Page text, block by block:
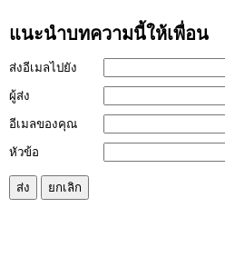
แนะนำบทความนี้ให้เพื่อน
ส่งอีเมลไปยัง
ผู้ส่ง
อีเมลของคุณ
หัวข้อ
ส่ง ยกเลิก